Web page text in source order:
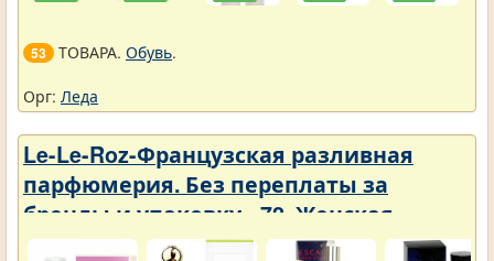
53 ТОВАРА. Обувь.
Орг: Леда
Le-Le-Roz-Французская разливная
парфюмерия. Без переплаты за
бренды и упаковку - 72. Женская -
Парфюмерия с фиксатором 50 ml